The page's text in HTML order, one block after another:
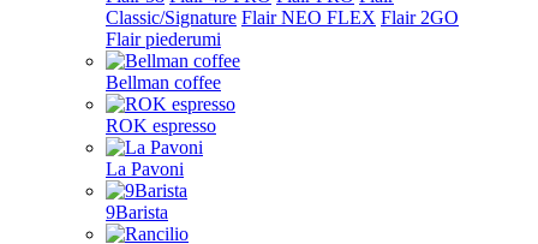
Classic/Signature Flair NEO FLEX Flair 2GO
Flair piederumi
Bellman coffee
ROK espresso
La Pavoni
9Barista